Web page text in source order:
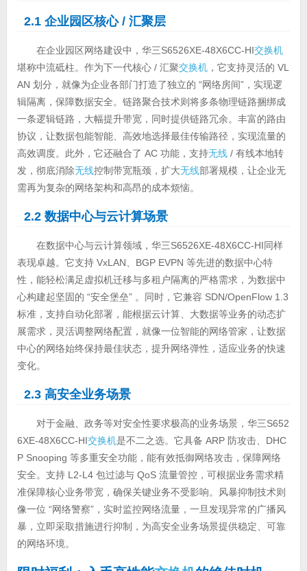
2.1 企业园区核心 / 汇聚层
在企业园区网络建设中，华三S6526XE-48X6CC-HI交换机
堪称中流砥柱。作为下一代核心 / 汇聚交换机，它支持灵活的 VL
AN 划分，就像为企业各部门打造了独立的 “网络房间”，实现逻
辑隔离，保障数据安全。链路聚合技术则将多条物理链路捆绑成
一条逻辑链路，大幅提升带宽，同时提供链路冗余。丰富的路由
协议，让数据包能智能、高效地选择最佳传输路径，实现流量的
高效调度。此外，它还融合了 AC 功能，支持无线/ 有线本地转
发，彻底消除无线控制带宽瓶颈，扩大无线部署规模，让企业无
需再为复杂的网络架构和高昂的成本烦恼。
2.2 数据中心与云计算场景
在数据中心与云计算领域，华三S6526XE-48X6CC-HI同样
表现卓越。它支持 VxLAN、BGP EVPN 等先进的数据中心特
性，能轻松满足虚拟机迁移与多租户隔离的严格需求，为数据中
心构建起坚固的 “安全堡垒” 。同时，它兼容 SDN/OpenFlow 1.3
标准，支持自动化部署，能根据云计算、大数据等业务的动态扩
展需求，灵活调整网络配置，就像一位智能的网络管家，让数据
中心的网络始终保持最佳状态，提升网络弹性，适应业务的快速
变化。
2.3 高安全业务场景
对于金融、政务等对安全性要求极高的业务场景，华三S652
6XE-48X6CC-HI交换机是不二之选。它具备 ARP 防攻击、DHC
P Snooping 等多重安全功能，能有效抵御网络攻击，保障网络
安全。支持 L2-L4 包过滤与 QoS 流量管控，可根据业务需求精
准保障核心业务带宽，确保关键业务不受影响。风暴抑制技术则
像一位 “网络警察”，实时监控网络流量，一旦发现异常的广播风
暴，立即采取措施进行抑制，为高安全业务场景提供稳定、可靠
的网络环境。